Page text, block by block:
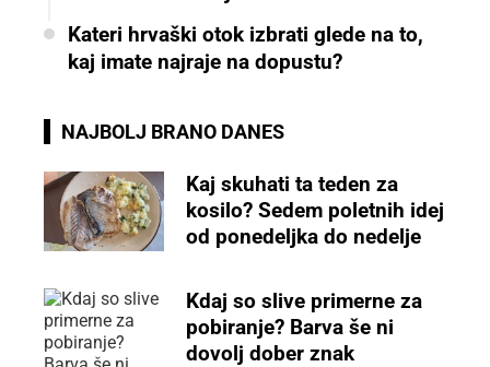
Kateri hrvaški otok izbrati glede na to,
kaj imate najraje na dopustu?
NAJBOLJ BRANO DANES
Kaj skuhati ta teden za
kosilo? Sedem poletnih idej
od ponedeljka do nedelje
Kdaj so slive primerne za
pobiranje? Barva še ni
dovolj dober znak